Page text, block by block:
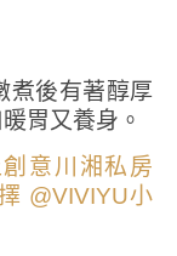
煮後有著醇厚
胃又養身。